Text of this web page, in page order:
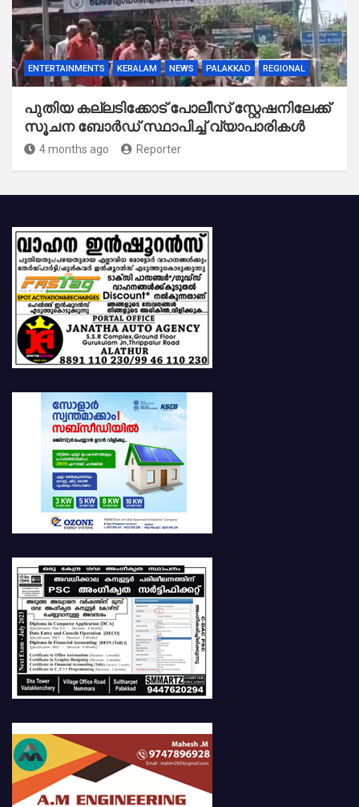
ENTERTAINMENTS KERALAM NEWS PALAKKAD REGIONAL
പുതിയ കല്ലടിക്കോട് പോലീസ് സ്റ്റേഷനിലേക്ക്
സൂചന ബോർഡ് സ്ഥാപിച്ച് വ്യാപാരികൾ
4 months ago Reporter